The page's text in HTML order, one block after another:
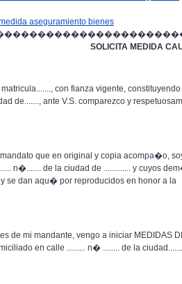
aseguramiento bienes
SOLICITA MEDIDA
con fianza vigente, constituyendo
de......., ante V.S. comparezco y
que en original y copia acompa�o,
n�....... de la ciudad de ............. y cuyos
se dan aqu� por reproducidos en honor a la
de mi mandante, vengo a iniciar MEDIDAS
en calle ......... n� ........ de la